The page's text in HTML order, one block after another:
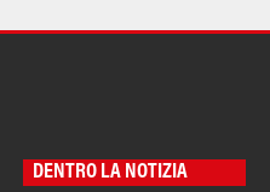
DENTRO LA NOTIZIA